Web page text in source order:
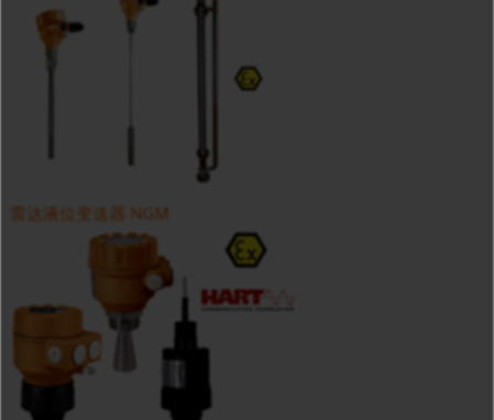
雷达液位变送器 NGM